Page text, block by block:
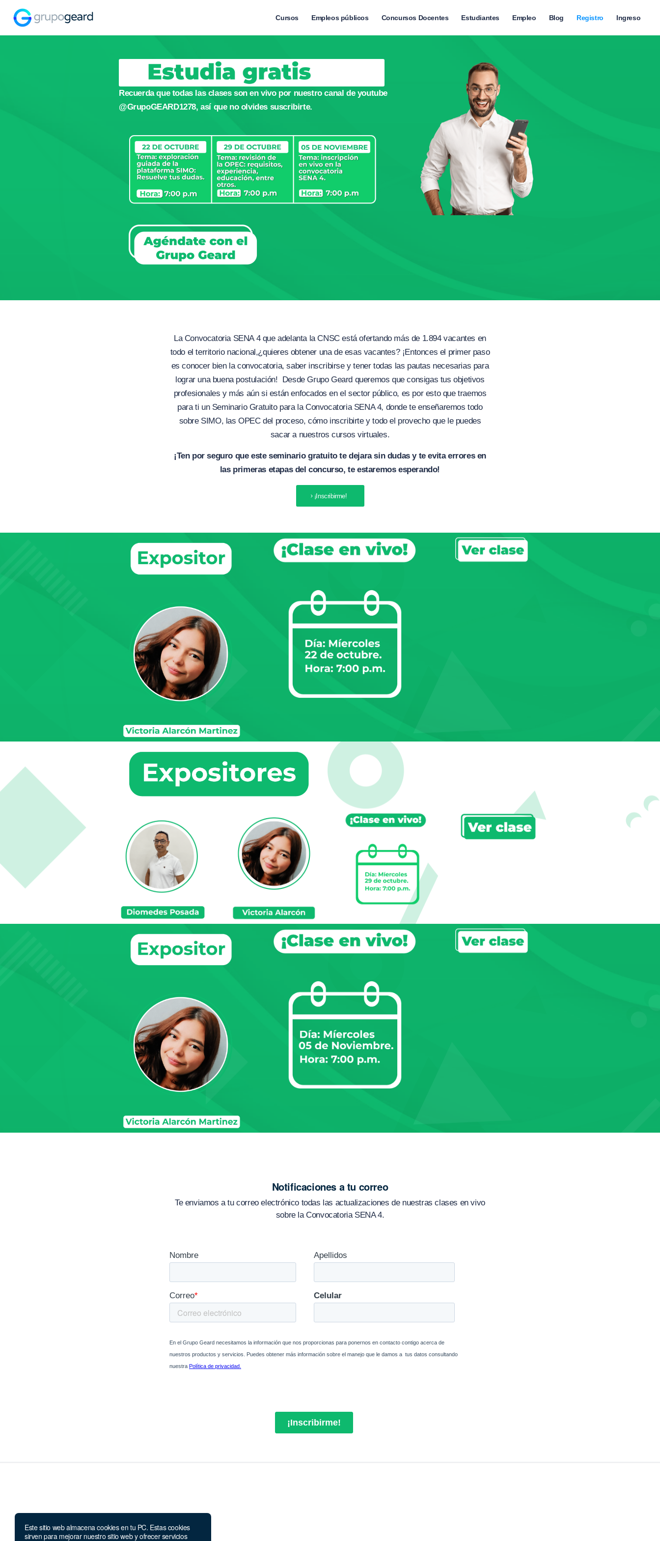
Este sitio web almacena cookies en tu PC. Estas cookies
sirven para mejorar nuestro sitio web y ofrecer servicios
Cursos Empleos públicos Concursos Docentes Estudiantes Empleo Blog Registro Ingreso
Recuerda que todas las clases son en vivo por nuestro canal de youtube
@GrupoGEARD1278, así que no olvides suscribirte.
La Convocatoria SENA 4 que adelanta la CNSC está ofertando más de 1.894 vacantes en
todo el territorio nacional,¿quieres obtener una de esas vacantes? ¡Entonces el primer paso
es conocer bien la convocatoria, saber inscribirse y tener todas las pautas necesarias para
lograr una buena postulación! Desde Grupo Geard queremos que consigas tus objetivos
profesionales y más aún si están enfocados en el sector público, es por esto que traemos
para ti un Seminario Gratuito para la Convocatoria SENA 4, donde te enseñaremos todo
sobre SIMO, las OPEC del proceso, cómo inscribirte y todo el provecho que le puedes
sacar a nuestros cursos virtuales.
¡Ten por seguro que este seminario gratuito te dejara sin dudas y te evita errores en
las primeras etapas del concurso, te estaremos esperando!
¡Inscribirme!
Notificaciones a tu correo
Te enviamos a tu correo electrónico todas las actualizaciones de nuestras clases en vivo
sobre la Convocatoria SENA 4.